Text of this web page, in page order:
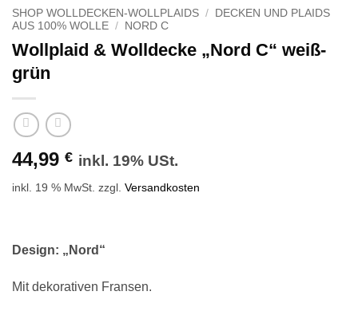
SHOP WOLLDECKEN-WOLLPLAIDS /
DECKEN UND PLAIDS
AUS 100% WOLLE / NORD C
Wollplaid & Wolldecke „Nord C“ weiß-
grün
44,99 € inkl. 19% USt.
inkl. 19 % MwSt. zzgl. Versandkosten
Design: „Nord“
Mit dekorativen Fransen.